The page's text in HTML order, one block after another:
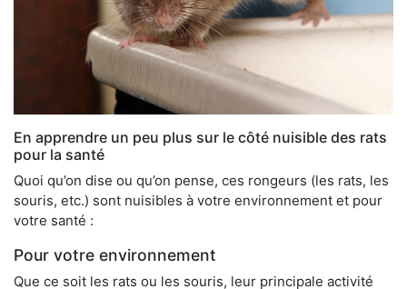
En apprendre un peu plus sur le côté nuisible des rats
pour la santé
Quoi qu’on dise ou qu’on pense, ces rongeurs (les rats, les
souris, etc.) sont nuisibles à votre environnement et pour
votre santé :
Pour votre environnement
Que ce soit les rats ou les souris, leur principale activité